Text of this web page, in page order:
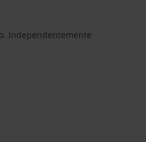
Independentemente